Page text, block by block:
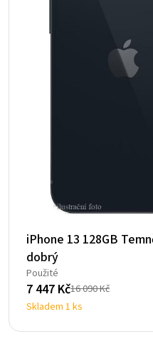
iPhone 13 128GB
dobrý
Použité
16 090Kč
Původní
cena
byla:
7 447 Kč
Aktuální
cena
je:
Skladem 1 ks